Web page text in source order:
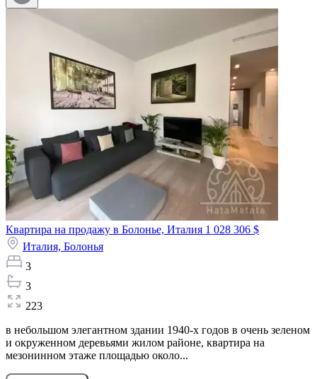
Квартира на продажу в Болонье, Италия 1 028 306 $
Италия, Болонья
3
3
223
в небольшом элегантном здании 1940-х годов в очень зеленом
и окруженном деревьями жилом районе, квартира на
мезонинном этаже площадью около...